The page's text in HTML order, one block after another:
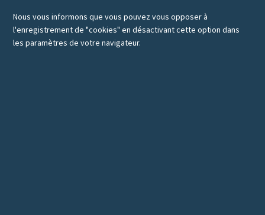
Nous vous informons que vous pouvez vous opposer à
l'enregistrement de "cookies" en désactivant cette option dans
les paramètres de votre navigateur.